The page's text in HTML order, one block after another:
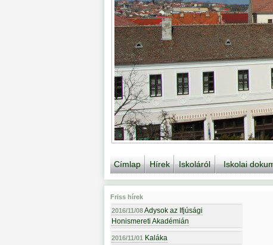
Címlap Hírek Iskoláról Iskolai
Friss hírek
2016/11/08Adysok az Ifjúsági
Honismereti Akadémián
2016/11/01 Kaláka